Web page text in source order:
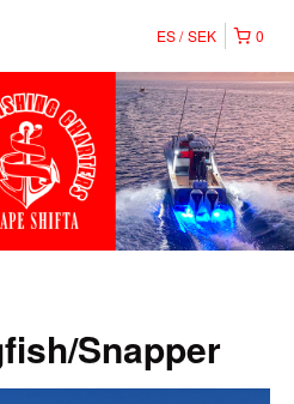
0
ES SEK
Snapper